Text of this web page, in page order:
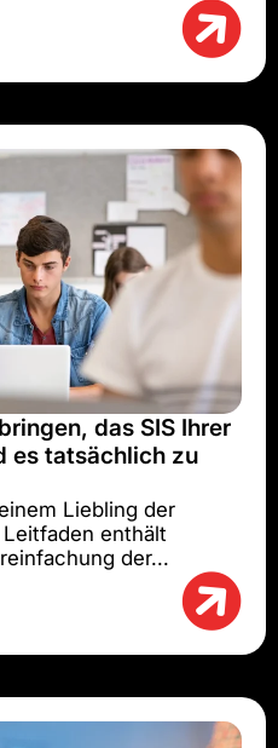
das SIS Ihrer
es tatsächlich zu
Liebling der
enthält
der...